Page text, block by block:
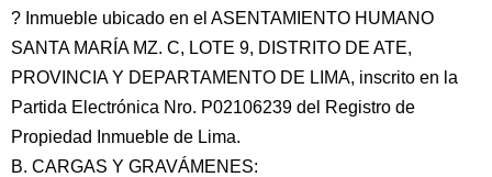
? Inmueble ubicado en el ASENTAMIENTO HUMANO
SANTA MARÍA MZ. C, LOTE 9, DISTRITO DE ATE,
PROVINCIA Y DEPARTAMENTO DE LIMA, inscrito en la
Partida Electrónica Nro. P02106239 del Registro de
Propiedad Inmueble de Lima.
B. CARGAS Y GRAVÁMENES: